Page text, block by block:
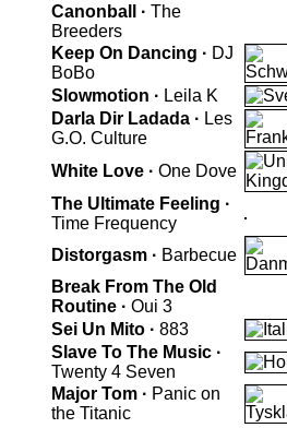
Canonball · The
Breeders
Keep On Dancing · DJ
BoBo
Slowmotion · Leila K
Darla Dir Ladada · Les
G.O. Culture
White Love · One Dove
The Ultimate Feeling ·
Time Frequency
Distorgasm · Barbecue
Break From The Old
Routine · Oui 3
Sei Un Mito · 883
Slave To The Music ·
Twenty 4 Seven
Major Tom · Panic on
the Titanic